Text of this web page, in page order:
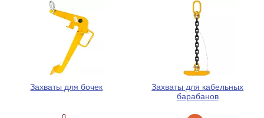
Захваты для бочек
Захваты для кабельных
барабанов